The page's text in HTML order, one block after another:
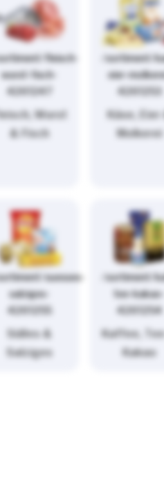
fleisch-
wurst-fisch-
4261247
Wurst
& Fisch
/sortiment/
eier-
4261253
Käse, Eier
Molkerei
suesses-
salziges-
4261255
Süßes &
Salziges
/sortiment/
tee-kakao-
4261254
Kaffee,
Kakao